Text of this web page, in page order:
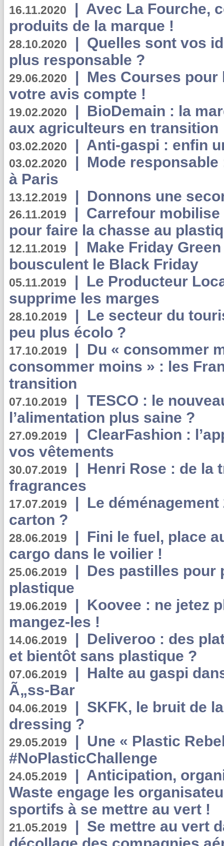
16.11.2020 | Avec La Fourche,
produits de la marque !
28.10.2020 | Quelles sont vos
plus responsable ?
29.06.2020 | Mes Courses pour
votre avis compte !
19.02.2020 | BioDemain : la
aux agriculteurs en transition
03.02.2020 | Anti-gaspi : enfin
03.02.2020 | Mode
à Paris
13.12.2019 | Donnons une
26.11.2019 | Carrefour
pour faire la chasse au
12.11.2019 | Make Friday
bousculent le Black Friday
05.11.2019 | Le Producteur
supprime les marges
28.10.2019 | Le secteur du
peu plus écolo ?
17.10.2019 | Du « consommer
consommer moins » : les
transition
07.10.2019 | TESCO : le
l’alimentation plus saine ?
27.09.2019 | ClearFashion :
vos vêtements
30.07.2019 | Henri Rose : de la
fragrances
17.07.2019 | Le
carton ?
28.06.2019 | Fini le fuel, place
cargo dans le voilier !
25.06.2019 | Des pastilles pour
plastique
19.06.2019 | Koovee : ne jetez
mangez-les !
14.06.2019 | Deliveroo : des
et bientôt sans plastique ?
07.06.2019 | Halte au gaspi
Ã„ss-Bar
04.06.2019 | SKFK, le bruit de
dressing ?
29.05.2019 | Une « Plastic
#NoPlasticChallenge
24.05.2019 | Anticipation,
Waste engage les
sportifs à se mettre au vert !
21.05.2019 | Se mettre au vert